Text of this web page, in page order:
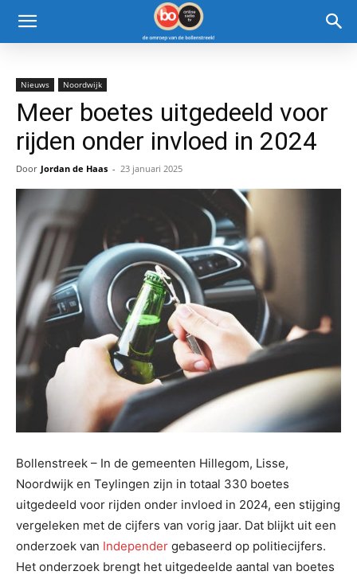
Nieuws Noordwijk
Meer boetes uitgedeeld voor
rijden onder invloed in 2024
Door Jordan de Haas - 23 januari 2025
Bollenstreek – In de gemeenten Hillegom, Lisse,
Noordwijk en Teylingen zijn in totaal 330 boetes
uitgedeeld voor rijden onder invloed in 2024, een stijging
vergeleken met de cijfers van vorig jaar. Dat blijkt uit een
onderzoek van Independer gebaseerd op politiecijfers.
Het onderzoek brengt het uitgedeelde aantal van boetes